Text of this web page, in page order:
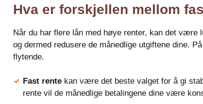
Hva er forskjellen mellom
Når du har flere lån med høye renter, kan det være
og dermed redusere de månedlige utgiftene dine.
flytende.
Fast rente kan være det beste valget for å gi
rente vil de månedlige betalingene dine være